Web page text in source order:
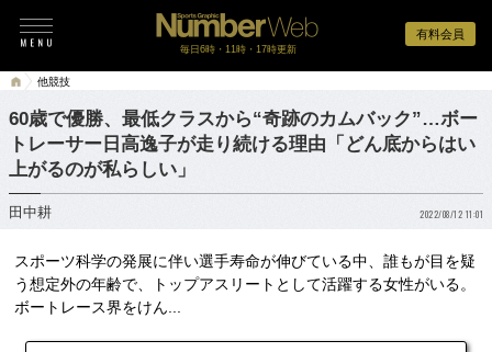
有料会員
毎日6時・11時・17時更新
他競技
60歳で優勝、最低クラスから“奇跡のカムバック”…ボー
トレーサー日高逸子が走り続ける理由「どん底からはい
上がるのが私らしい」
田中耕 2022/08/12 11:01
スポーツ科学の発展に伴い選手寿命が伸びている中、誰もが目を疑
う想定外の年齢で、トップアスリートとして活躍する女性がいる。
ボートレース界をけん...